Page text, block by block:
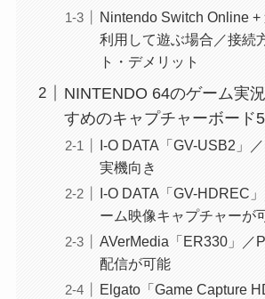
Nintendo Switch Online +
利用して遊ぶ場合／接続
ト・デメリット
NINTENDO 64のゲーム実
すめのキャプチャーボード
I-O DATA「GV-USB2」
実機向き
I-O DATA「GV-HDREC
ーム映像キャプチャーが
AVerMedia「ER330」／
配信が可能
Elgato「Game Capture